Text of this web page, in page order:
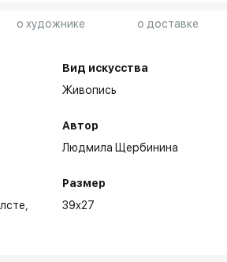
о художнике о доставке
Вид искусства
Живопись
Автор
Людмила Щербинина
Размер
39x27